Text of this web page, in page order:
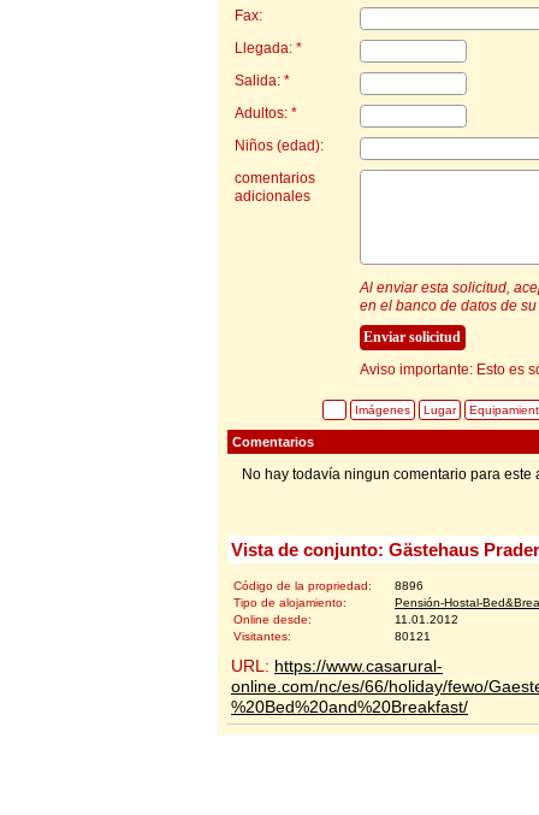
Fax:
Llegada: *
Salida: *
Adultos: *
Niños (edad):
comentarios
adicionales
Al enviar esta solicitud,
en el banco de datos de
Aviso importante: Esto es
Imágenes Lugar
Comentarios
No hay todavía ningun comentario para este
Vista de conjunto: Gästehaus Prader
Código de la propriedad:
8896
Tipo de alojamiento:
Pensión-Hostal-
Online desde:
11.01.2012
Visitantes:
80121
URL: https://www.casarural-
online.com/nc/es/66/holiday/fewo/
%20Bed%20and%20Breakfast/